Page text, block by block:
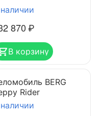
870₽
В корзину
BERG
Rider